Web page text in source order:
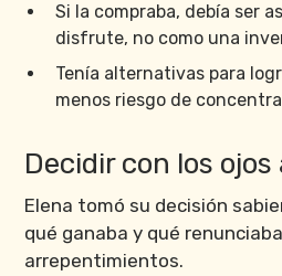
Si la compraba, debía ser
disfrute, no como una
Tenía alternativas para
menos riesgo de
Decidir con los
Elena tomó su decisión
qué ganaba y qué
arrepentimientos.